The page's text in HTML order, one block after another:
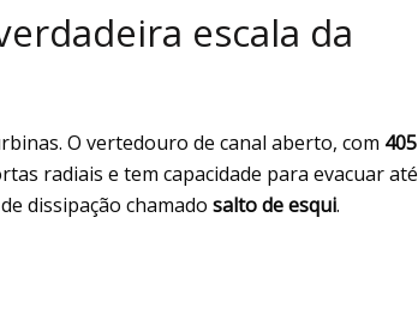
escala da
O vertedouro de canal aberto, com 405
radiais e tem capacidade para evacuar até
dissipação chamado salto de esqui.